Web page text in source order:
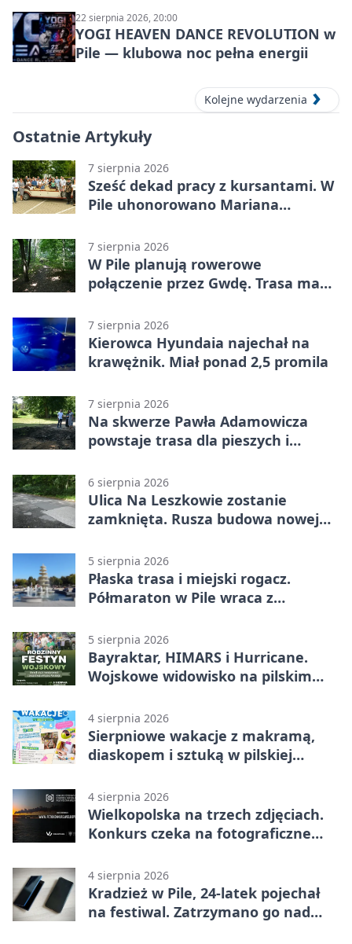
22 sierpnia 2026, 20:00
YOGI HEAVEN DANCE REVOLUTION w
Pile — klubowa noc pełna energii
Kolejne wydarzenia
Ostatnie Artykuły
7 sierpnia 2026
Sześć dekad pracy z kursantami. W
Pile uhonorowano Mariana
7 sierpnia 2026
W Pile planują rowerowe
połączenie przez Gwdę. Trasa ma
7 sierpnia 2026
Kierowca Hyundaia najechał na
krawężnik. Miał ponad 2,5 promila
7 sierpnia 2026
Na skwerze Pawła Adamowicza
powstaje trasa dla pieszych i
6 sierpnia 2026
Ulica Na Leszkowie zostanie
zamknięta. Rusza budowa nowej
5 sierpnia 2026
Płaska trasa i miejski rogacz.
Półmaraton w Pile wraca z
5 sierpnia 2026
Bayraktar, HIMARS i Hurricane.
Wojskowe widowisko na pilskim
4 sierpnia 2026
Sierpniowe wakacje z makramą,
diaskopem i sztuką w pilskiej
4 sierpnia 2026
Wielkopolska na trzech zdjęciach.
Konkurs czeka na fotograficzne
4 sierpnia 2026
Kradzież w Pile, 24-latek pojechał
na festiwal. Zatrzymano go nad